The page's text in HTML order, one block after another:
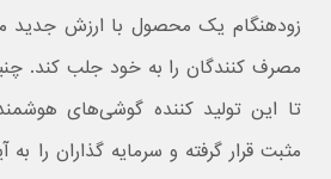
زودهنگام یک محصول با ارزش جدید
مصرف کنندگان را به خود جلب کند.
تا این تولید کننده گوشی‌های
مثبت قرار گرفته و سرمایه گذاران را